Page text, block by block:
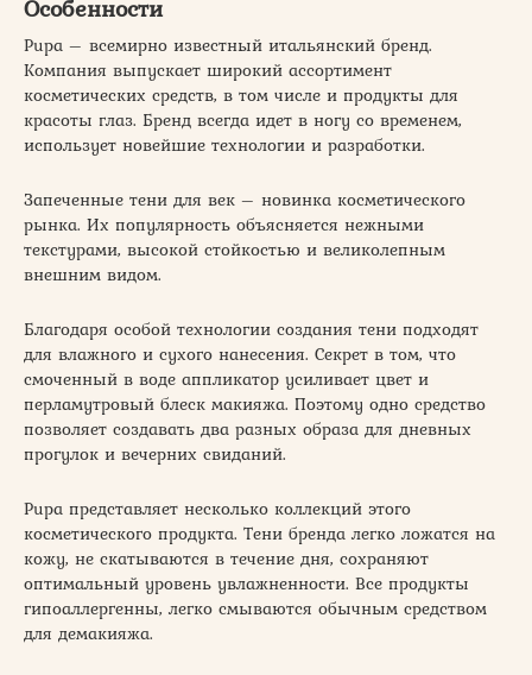
Особенности
Pupa – всемирно известный итальянский бренд.
Компания выпускает широкий ассортимент
косметических средств, в том числе и продукты для
красоты глаз. Бренд всегда идет в ногу со временем,
использует новейшие технологии и разработки.
Запеченные тени для век – новинка косметического
рынка. Их популярность объясняется нежными
текстурами, высокой стойкостью и великолепным
внешним видом.
Благодаря особой технологии создания тени подходят
для влажного и сухого нанесения. Секрет в том, что
смоченный в воде аппликатор усиливает цвет и
перламутровый блеск макияжа. Поэтому одно средство
позволяет создавать два разных образа для дневных
прогулок и вечерних свиданий.
Pupa представляет несколько коллекций этого
косметического продукта. Тени бренда легко ложатся на
кожу, не скатываются в течение дня, сохраняют
оптимальный уровень увлажненности. Все продукты
гипоаллергенны, легко смываются обычным средством
для демакияжа.